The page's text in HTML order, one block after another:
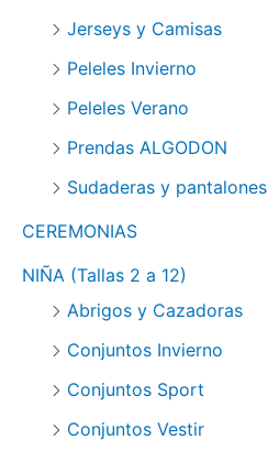
Jerseys y Camisas
Peleles Invierno
Peleles Verano
Prendas ALGODON
Sudaderas y pantalones
CEREMONIAS
NIÑA (Tallas 2 a 12)
Abrigos y Cazadoras
Conjuntos Invierno
Conjuntos Sport
Conjuntos Vestir